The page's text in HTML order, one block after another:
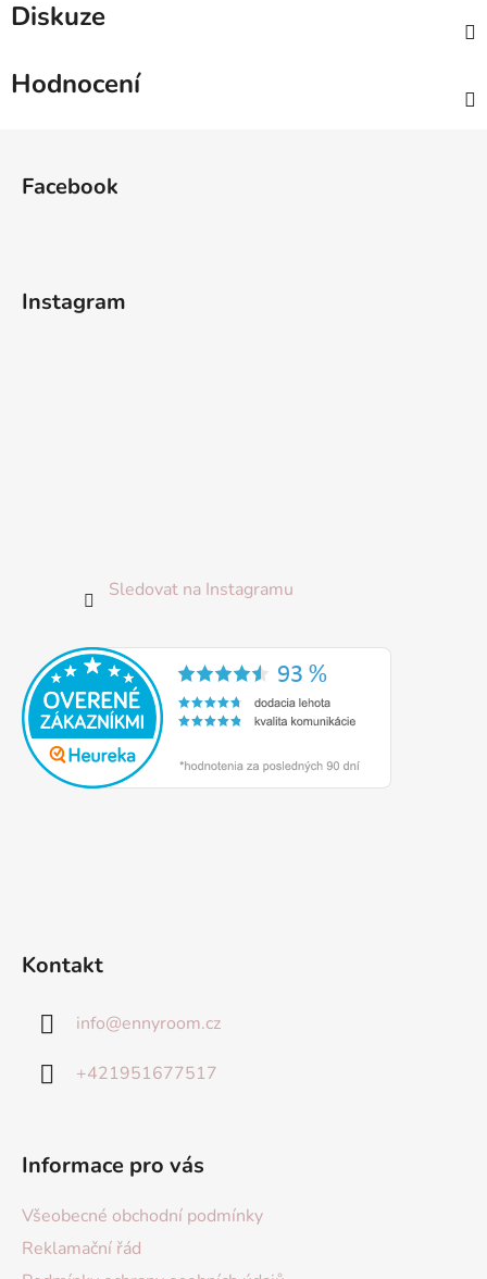
Diskuze
Hodnocení
Facebook
Instagram
Sledovat na Instagramu
Kontakt
info@ennyroom.cz
+421951677517
Informace pro vás
Všeobecné obchodní podmínky
Reklamační řád